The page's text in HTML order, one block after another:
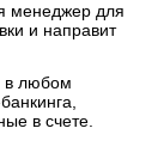
менеджер для
и направит
в любом
в счете.